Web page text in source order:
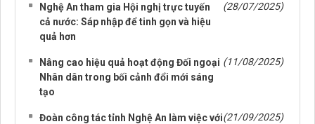
Nghệ An tham gia Hội nghị trực tuyến
cả nước: Sáp nhập để tinh gọn và hiệu
quả hơn
(28/07/2025)
Nâng cao hiệu quả hoạt động Đối ngoại
Nhân dân trong bối cảnh đổi mới sáng
tạo
(11/08/2025)
Đoàn công tác tỉnh Nghệ An làm việc với(21/09/2025)